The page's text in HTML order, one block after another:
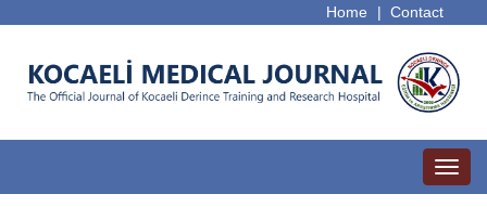
Contact
Home |